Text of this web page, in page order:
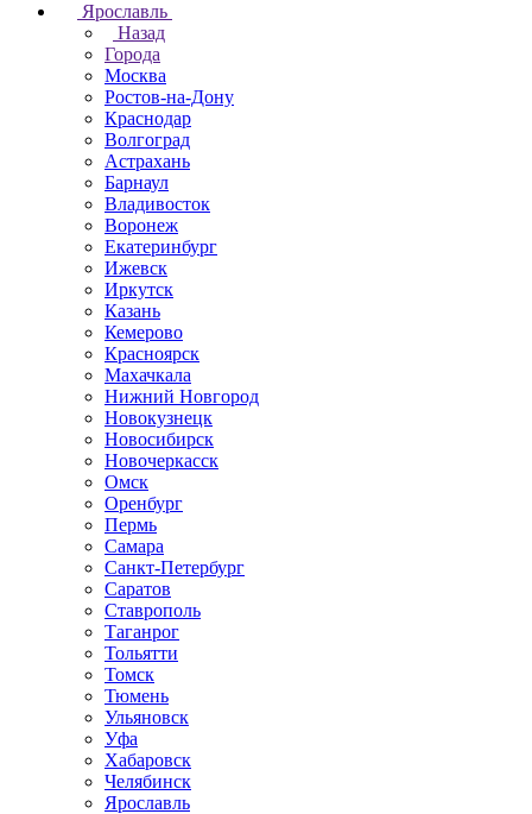
Ярославль
Назад
Города
Москва
Ростов-на-Дону
Краснодар
Волгоград
Астрахань
Барнаул
Владивосток
Воронеж
Екатеринбург
Ижевск
Иркутск
Казань
Кемерово
Красноярск
Махачкала
Нижний Новгород
Новокузнецк
Новосибирск
Новочеркаcск
Омск
Оренбург
Пермь
Самара
Санкт-Петербург
Саратов
Ставрополь
Таганрог
Тольятти
Томск
Тюмень
Ульяновск
Уфа
Хабаровск
Челябинск
Ярославль